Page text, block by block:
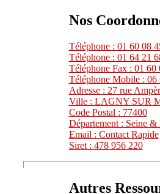
Nos
Téléphone : 01 60 08
Téléphone : 01 64 21
Téléphone Fax : 01 60
Téléphone Mobile : 06
Adresse : 27 rue
Ville : LAGNY SUR
Code Postal : 77400
Département : Seine &
Email : Contact Rapide
Siret : 478 956 220
Autres